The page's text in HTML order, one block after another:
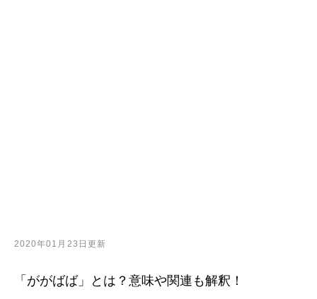
2020年01月23日更新
「ががばば」とは？意味や関連も解釈！